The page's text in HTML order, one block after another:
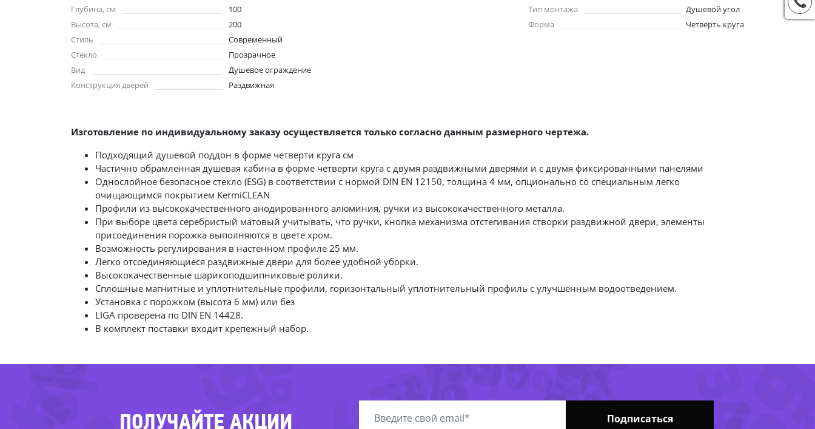
Глубина, см
100
Высота, см
200
Стиль
Современный
Тип монтажа
Душевой угол
Форма
Четверть круга
Стекло
Прозрачное
Вид
Душевое ограждение
Конструкция дверей
Раздвижная
Изготовление по индивидуальному заказу осуществляется только согласно данным размерного чертежа.
Подходящий душевой поддон в форме четверти круга см
Частично обрамленная душевая кабина в форме четверти круга с двумя раздвижными дверями и с двумя фиксированными панелями
Однослойное безопасное стекло (ESG) в соответствии с нормой DIN EN 12150, толщина 4 мм, опционально со специальным легко
очищающимся покрытием KermiCLEAN
Профили из высококачественного анодированного алюминия, ручки из высококачественного металла.
При выборе цвета серебристый матовый учитывать, что ручки, кнопка механизма отстегивания створки раздвижной двери, элементы
присоединения порожка выполняются в цвете хром.
Возможность регулирования в настенном профиле 25 мм.
Легко отсоединяющиеся раздвижные двери для более удобной уборки.
Высококачественные шарикоподшипниковые ролики.
Сплошные магнитные и уплотнительные профили, горизонтальный уплотнительный профиль с улучшенным водоотведением.
Установка с порожком (высота 6 мм) или без
LIGA проверена по DIN EN 14428.
В комплект поставки входит крепежный набор.
ПОЛУЧАЙТЕ АКЦИИ Подписаться
-38%
-60%
-69% -55%